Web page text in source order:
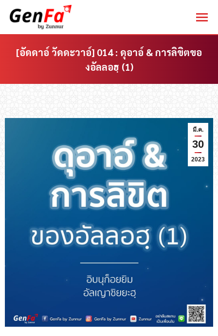
[อัดดาอ์ วัดดะวาอ์] 014 : ดุอาอ์ & การลิขิตขอ
งอัลลอฮฺ (1)
มี.ค.
30
2023